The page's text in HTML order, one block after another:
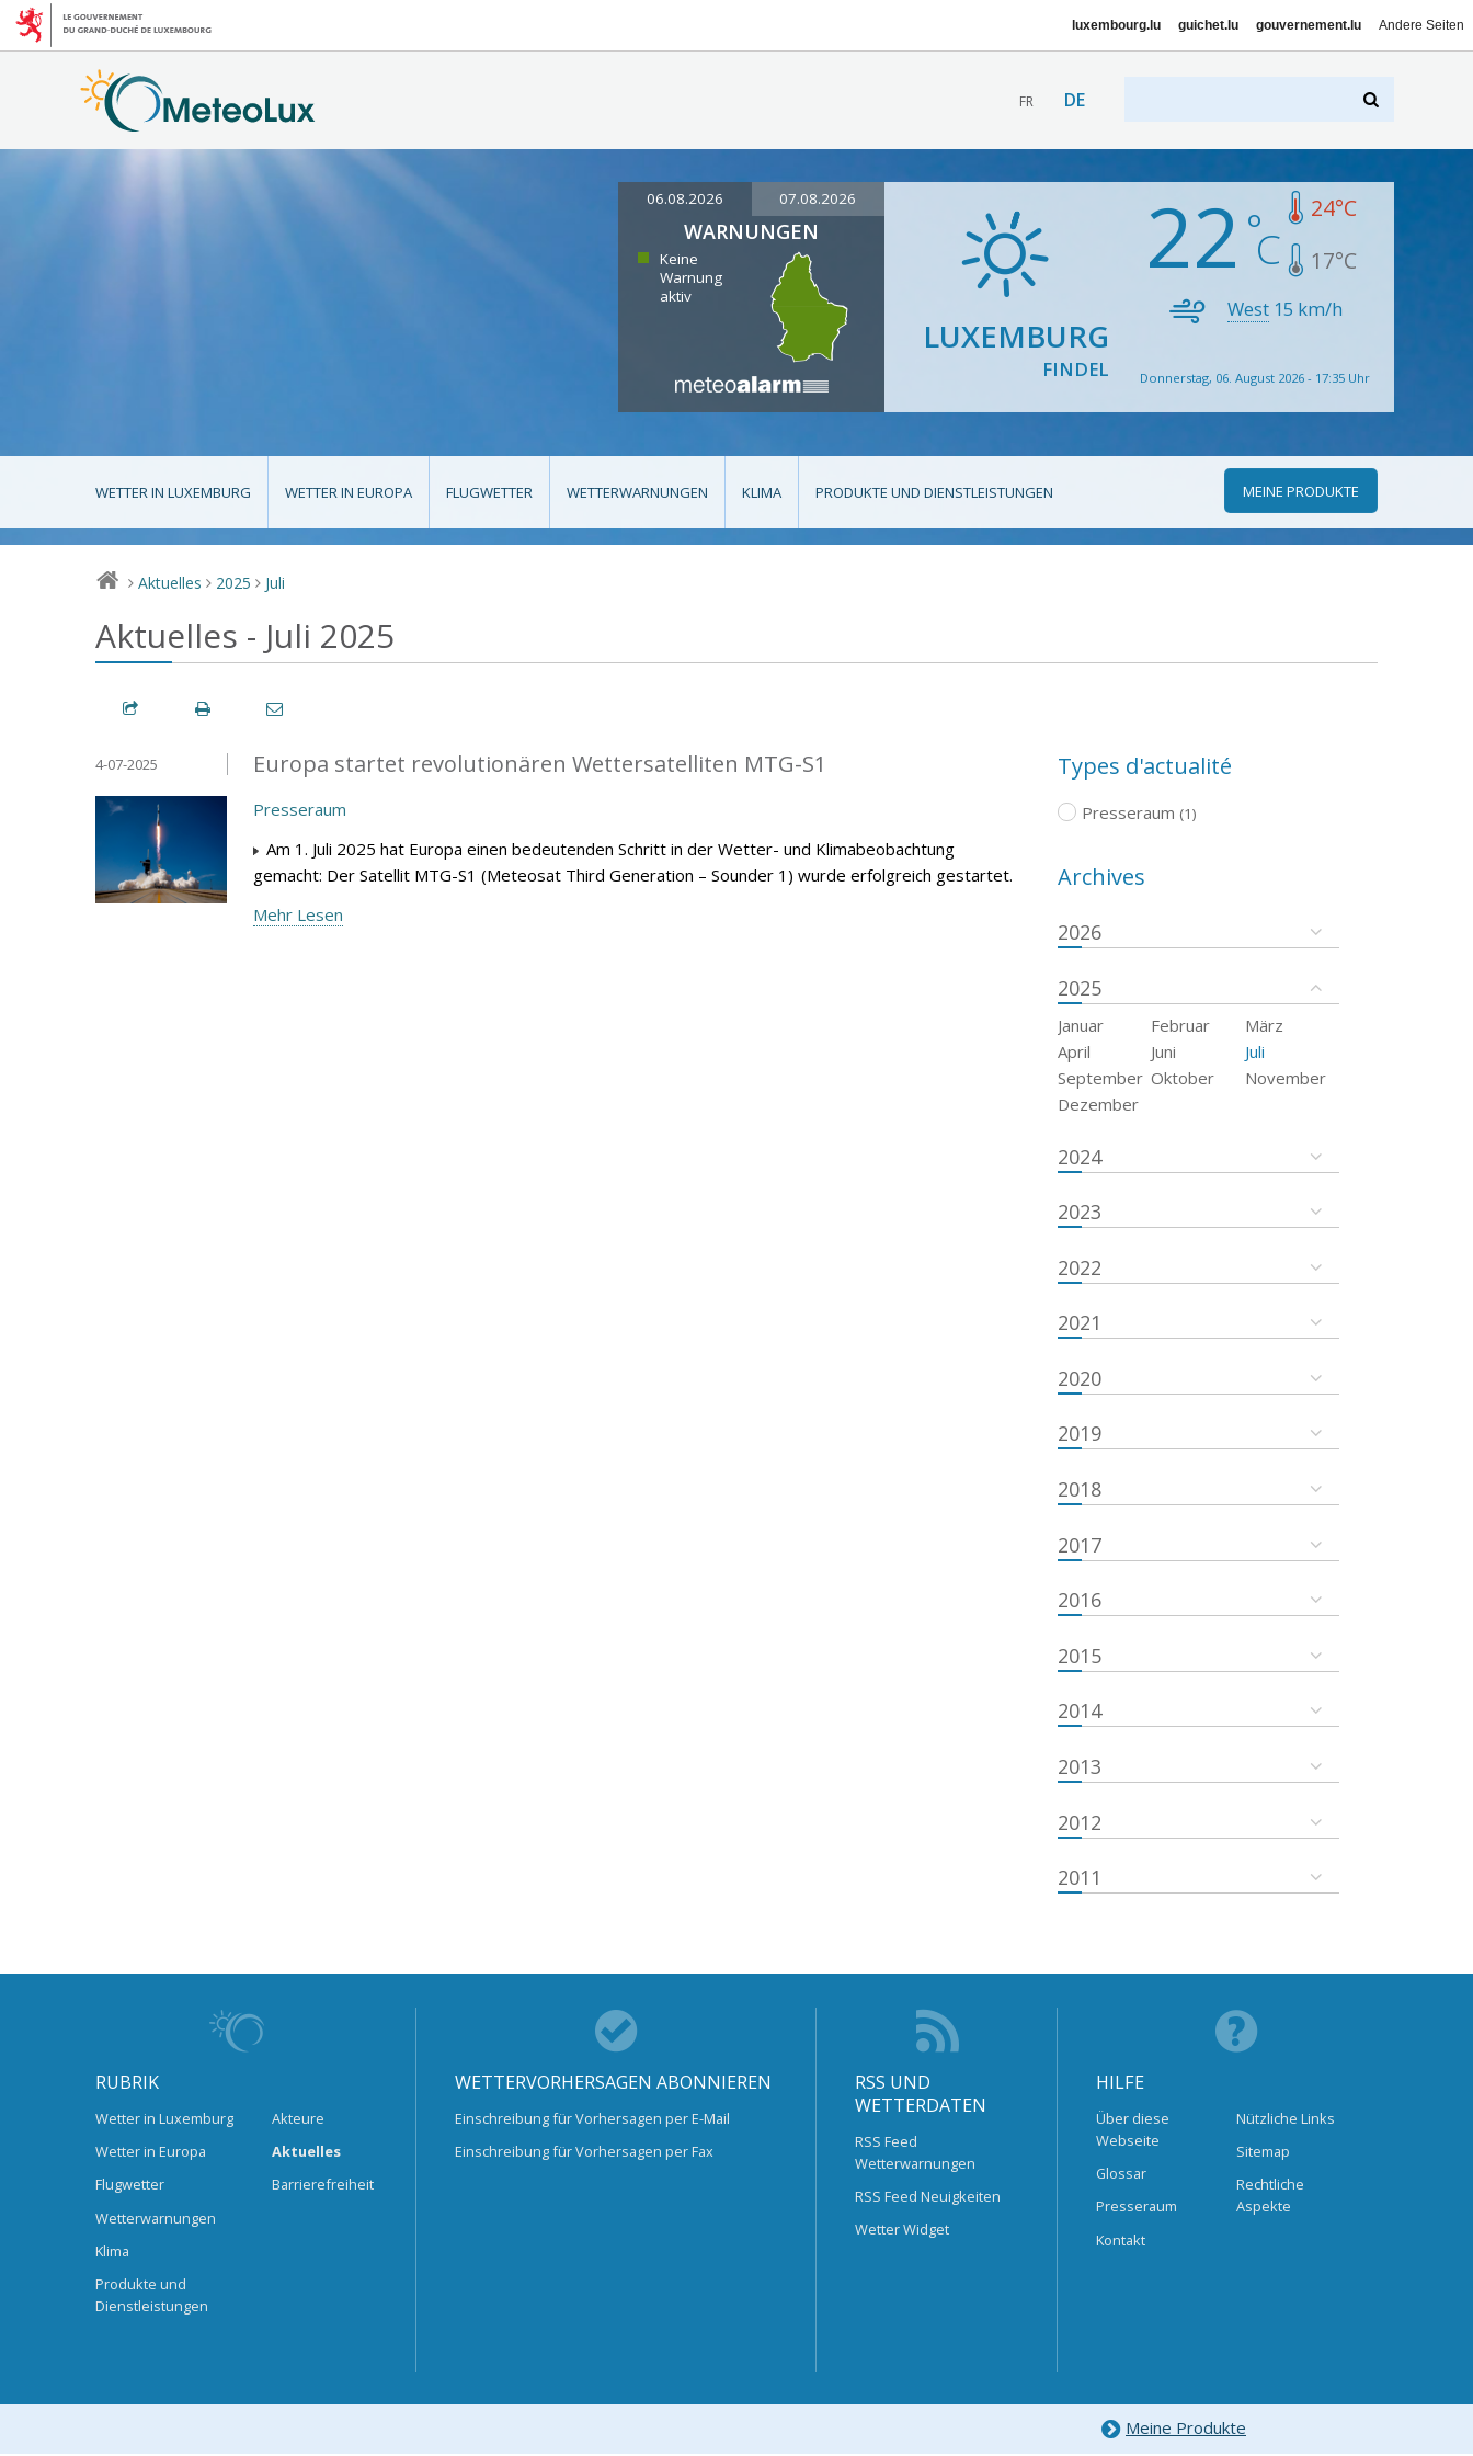
luxembourg.lu guichet.lu gouvernement.lu Andere Seiten
FR DE
06.08.2026 07.08.2026
WARNUNGEN
Keine
Warnung
aktiv
LUXEMBURG
FINDEL
22 24°C
17°C
West 15 km/h
Donnerstag, 06. August 2026 - 17:35 Uhr
WETTER IN LUXEMBURG WETTER IN EUROPA FLUGWETTER WETTERWARNUNGEN KLIMA PRODUKTE UND DIENSTLEISTUNGEN MEINE PRODUKTE
> Aktuelles > 2025 > Juli
Aktuelles - Juli 2025
Europa startet revolutionären Wettersatelliten MTG-S1
4-07-2025
Presseraum
Am 1. Juli 2025 hat Europa einen bedeutenden Schritt in der Wetter- und Klimabeobachtung
gemacht: Der Satellit MTG-S1 (Meteosat Third Generation – Sounder 1) wurde erfolgreich gestartet.
Mehr Lesen
Types d'actualité
Presseraum (1)
Archives
2026
2025
Januar Februar
März
April
Juni
Juli
September Oktober
November
Dezember
2024
2023
2022
2021
2020
2019
2018
2017
2016
2015
2014
2013
2012
2011
RUBRIK
Wetter in Luxemburg
Wetter in Europa
Flugwetter
Wetterwarnungen
Klima
Produkte und
Dienstleistungen
Akteure
Aktuelles
Barrierefreiheit
WETTERVORHERSAGEN ABONNIEREN
Einschreibung für Vorhersagen per E-Mail
Einschreibung für Vorhersagen per Fax
RSS UND
WETTERDATEN
RSS Feed
Wetterwarnungen
RSS Feed Neuigkeiten
Wetter Widget
HILFE
Über diese
Webseite
Glossar
Presseraum
Kontakt
Nützliche Links
Sitemap
Rechtliche
Aspekte
Meine Produkte